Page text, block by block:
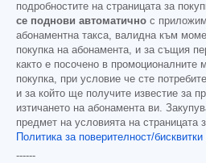
подробностите на страницата за
се поднови автоматично с
абонаментна такса, валидна към
покупка на абонамента, и за същия
както е посочено в промоционалните
покупка, при условие че сте
и за който ще получите известие за
изтичането на абонамента ви.
предмет на условията на страницата
Политика за поверителност/бисквитки
------